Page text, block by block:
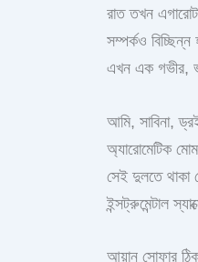
রাত তখন
সম্পর্কও
এখন এক গভীর,
আমি, সাবিনা,
অ্যারোমেটিক
সেই দুলতে থাকা
ইন্সট্রুমেন্টাল
আয়ান সোফার